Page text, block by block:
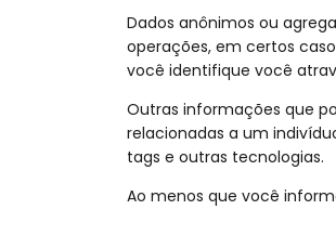
Dados anônimos ou
operações, em certos
você identifique você
Outras informações que
relacionadas a um
tags e outras tecnologias.
Ao menos que você